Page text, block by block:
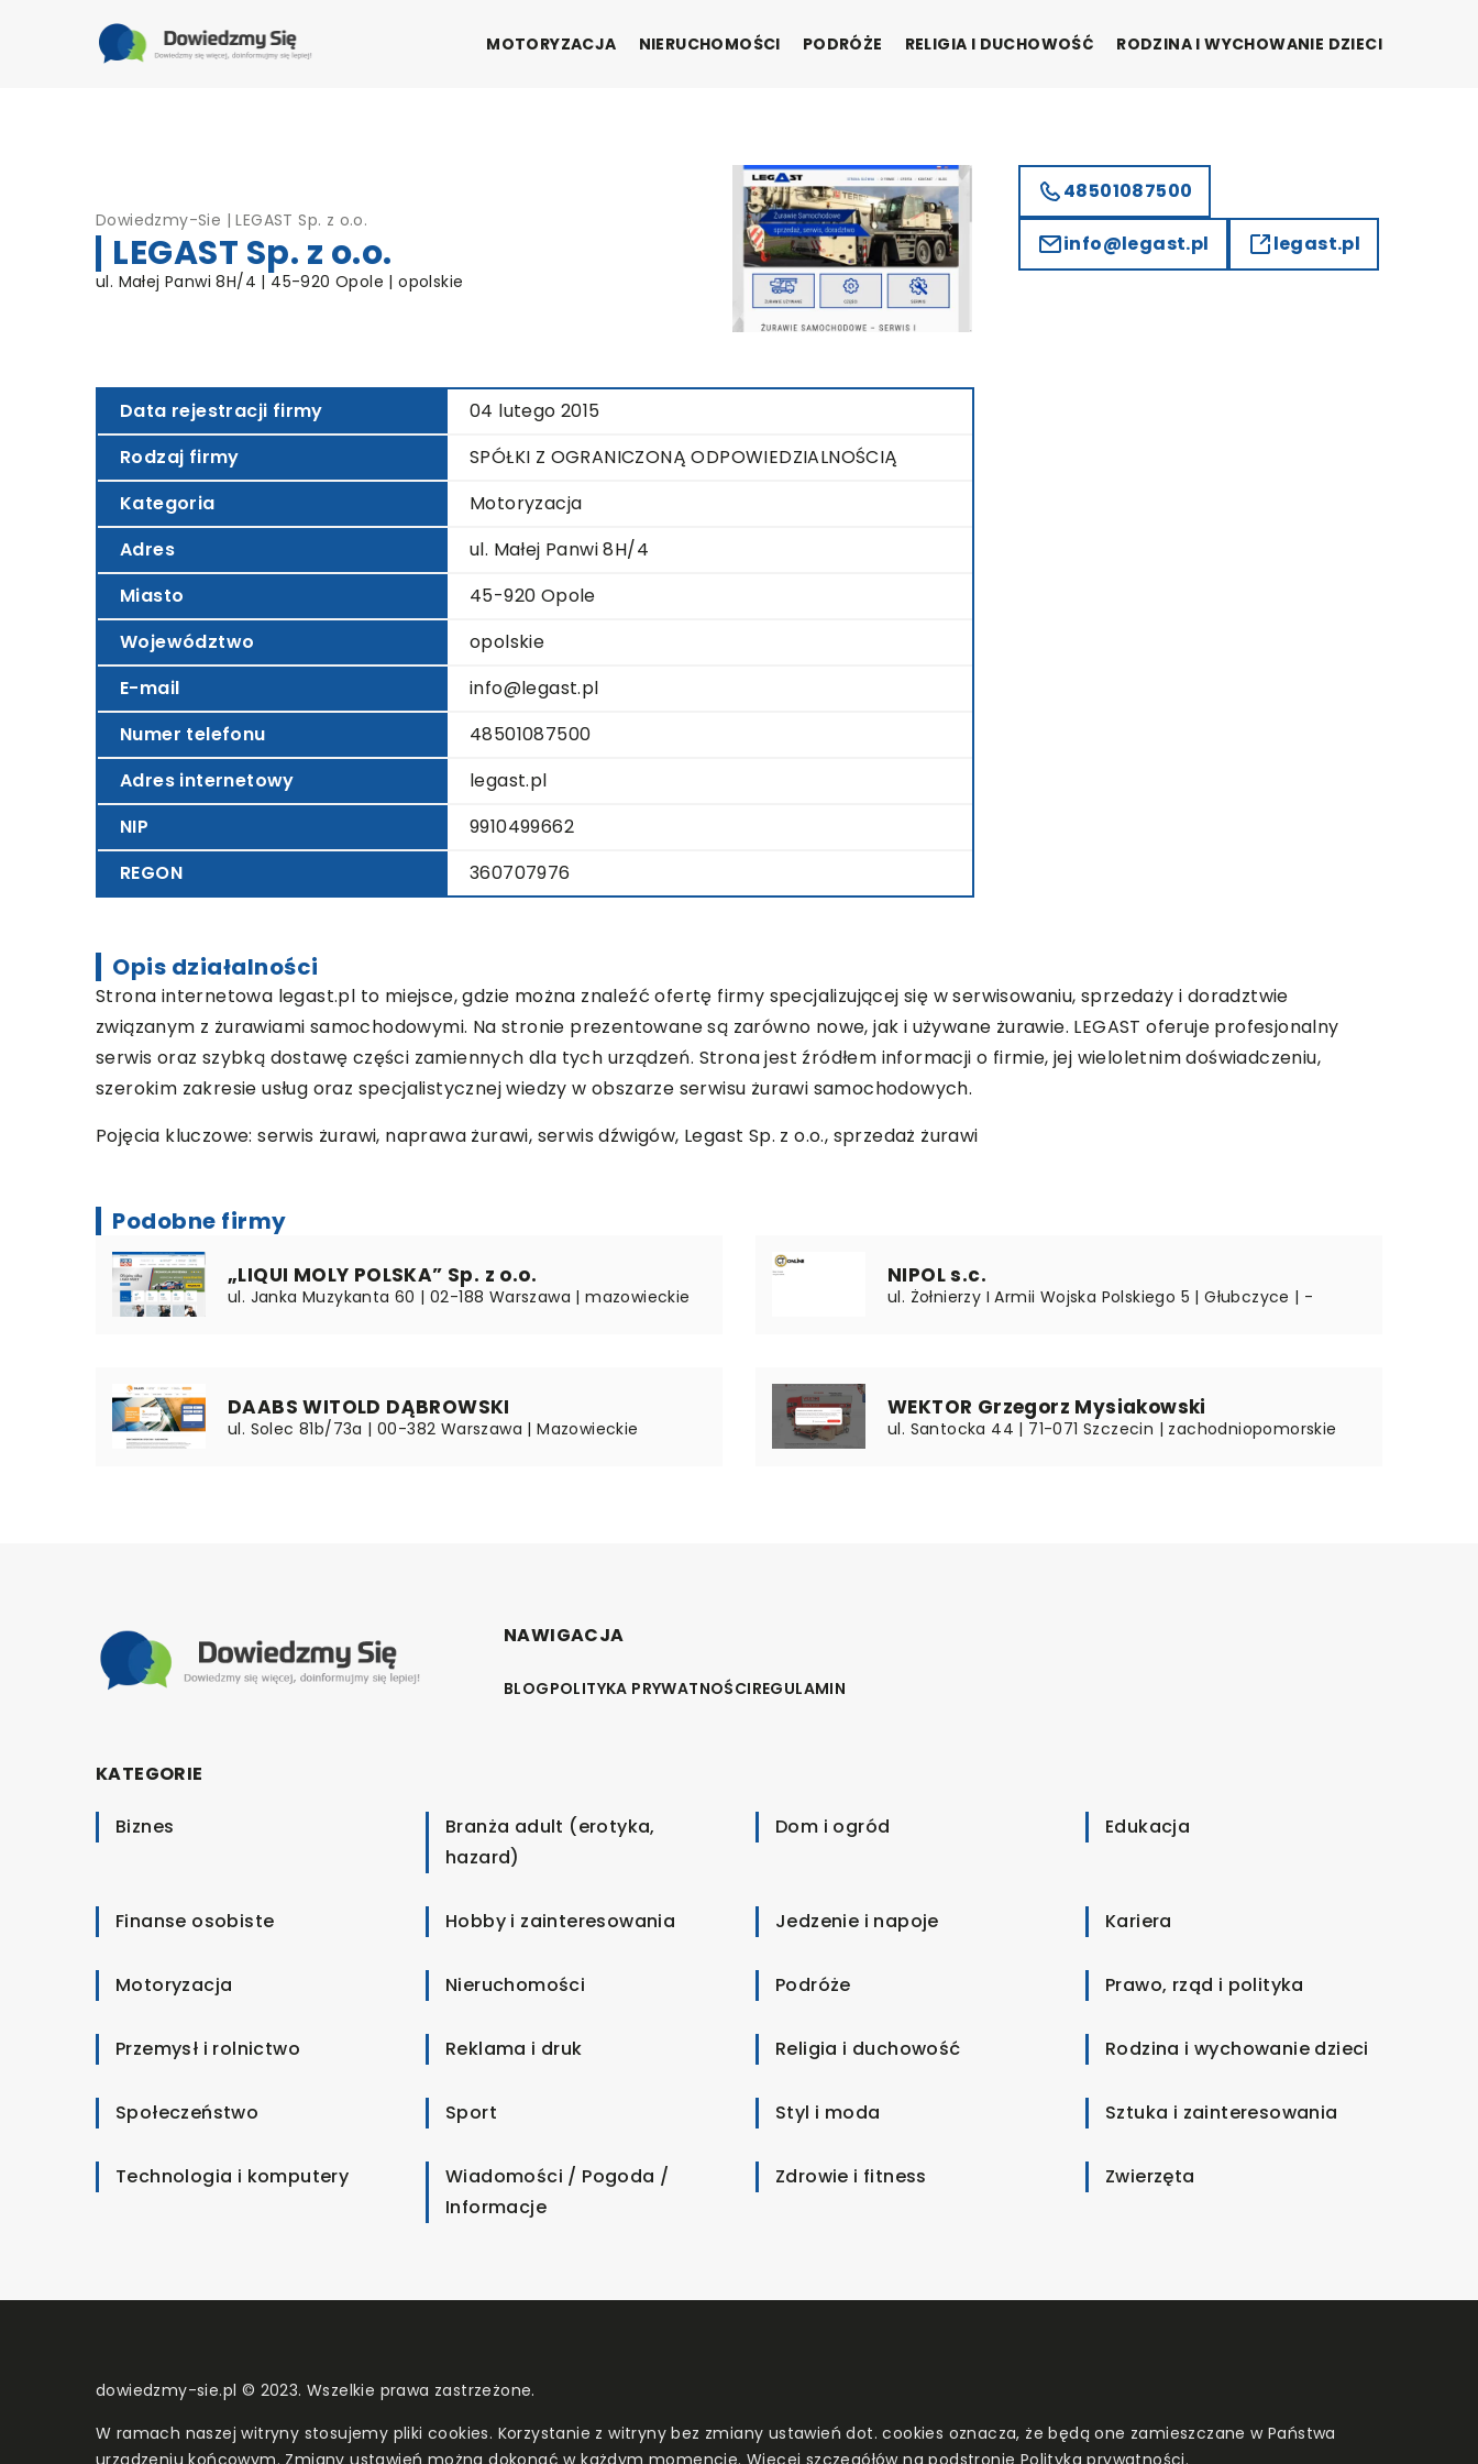
MOTORYZACJA NIERUCHOMOŚCI PODRÓŻE RELIGIA I DUCHOWOŚĆ RODZINA I WYCHOWANIE DZIECI
Dowiedzmy-Sie |LEGAST Sp. z o.o.
LEGAST Sp. z o.o.
ul. Małej Panwi 8H/4 | 45-920 Opole | opolskie
Data rejestracji firmy
04 lutego 2015
Rodzaj firmy
SPÓŁKI Z OGRANICZONĄ ODPOWIEDZIALNOŚCIĄ
Kategoria
Motoryzacja
Adres
ul. Małej Panwi 8H/4
Miasto
45-920 Opole
Województwo
opolskie
E-mail
info@legast.pl
Numer telefonu
48501087500
Adres internetowy
legast.pl
NIP
9910499662
REGON
360707976
48501087500
info@legast.pl legast.pl
Opis działalności
Strona internetowa legast.pl to miejsce, gdzie można znaleźć ofertę firmy specjalizującej się w serwisowaniu, sprzedaży i doradztwie
związanym z żurawiami samochodowymi. Na stronie prezentowane są zarówno nowe, jak i używane żurawie. LEGAST oferuje profesjonalny
serwis oraz szybką dostawę części zamiennych dla tych urządzeń. Strona jest źródłem informacji o firmie, jej wieloletnim doświadczeniu,
szerokim zakresie usług oraz specjalistycznej wiedzy w obszarze serwisu żurawi samochodowych.
Pojęcia kluczowe: serwis żurawi, naprawa żurawi, serwis dźwigów, Legast Sp. z o.o., sprzedaż żurawi
Podobne firmy
„LIQUI MOLY POLSKA” Sp. z o.o.
ul. Janka Muzykanta 60 | 02-188 Warszawa | mazowieckie
NIPOL s.c.
ul. Żołnierzy I Armii Wojska Polskiego 5 | Głubczyce | -
DAABS WITOLD DĄBROWSKI
ul. Solec 81b/73a | 00-382 Warszawa | Mazowieckie
WEKTOR Grzegorz Mysiakowski
ul. Santocka 44 | 71-071 Szczecin | zachodniopomorskie
NAWIGACJA
BLOGPOLITYKA PRYWATNOŚCIREGULAMIN
KATEGORIE
Biznes
Branża adult (erotyka,
hazard)
Dom i ogród Edukacja
Finanse osobiste Hobby i zainteresowania Jedzenie i napoje Kariera
Motoryzacja Nieruchomości Podróże Prawo, rząd i polityka
Przemysł i rolnictwo Reklama i druk Religia i duchowość Rodzina i wychowanie dzieci
Społeczeństwo Sport Styl i moda Sztuka i zainteresowania
Technologia i komputery
Wiadomości / Pogoda /
Informacje
Zdrowie i fitness Zwierzęta
dowiedzmy-sie.pl © 2023. Wszelkie prawa zastrzeżone.
W ramach naszej witryny stosujemy pliki cookies. Korzystanie z witryny bez zmiany ustawień dot. cookies oznacza, że będą one zamieszczane w Państwa
urządzeniu końcowym. Zmiany ustawień można dokonać w każdym momencie. Więcej szczegółów na podstronie Polityka prywatności.